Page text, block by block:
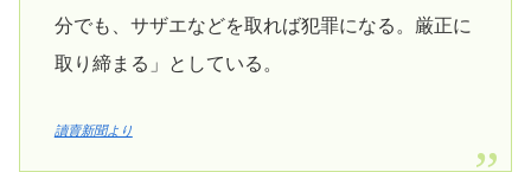
分でも、サザエなどを取れば犯罪になる。厳正に
取り締まる」としている。
讀賣新聞より